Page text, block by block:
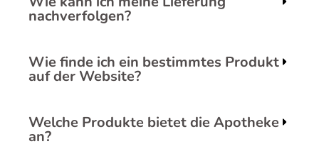
nachverfolgen?
Wie finde ich ein bestimmtes Produkt
auf der Website?
Welche Produkte bietet die Apotheke
an?